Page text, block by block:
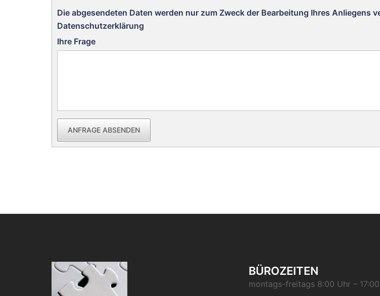
Die abgesendeten Daten werden nur zum Zweck der Bearbeitung Ihres Anliegens
Datenschutzerklärung
Ihre Frage
ANFRAGE ABSENDEN
BÜROZEITEN
montags-freitags 8:00 Uhr –